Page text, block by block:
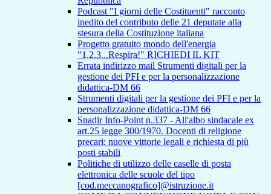
Podcast "I giorni delle Costituenti" racconto
inedito del contributo delle 21 deputate alla
stesura della Costituzione italiana
Progetto gratuito mondo dell'energia
"1,2,3...Respira!" RICHIEDI IL KIT
Errata indirizzo mail Strumenti digitali per la
gestione dei PFI e per la personalizzazione
didattica-DM 66
Strumenti digitali per la gestione dei PFI e per la
personalizzazione didattica-DM 66
Snadir Info-Point n.337 - All'albo sindacale ex
art.25 legge 300/1970. Docenti di religione
precari: nuove vittorie legali e richiesta di più
posti stabili
Politiche di utilizzo delle caselle di posta
elettronica delle scuole del tipo
[cod.meccanografico]@istruzione.it